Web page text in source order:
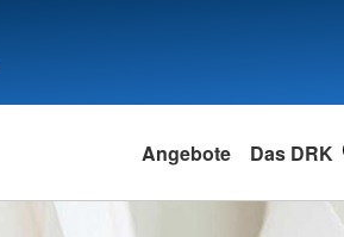
Angebote Das DRK